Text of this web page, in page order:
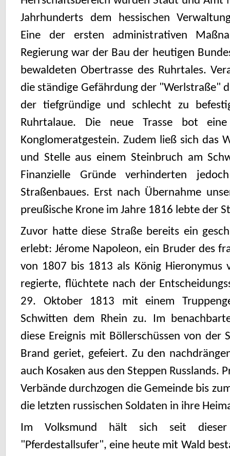
Jahrhunderts dem hessischen
Eine der ersten administrativen
Regierung war der Bau der heutigen
bewaldeten Obertrasse des Ruhrtales.
die ständige Gefährdung der "Werlstraße"
der tiefgründige und schlecht zu
Ruhrtalaue. Die neue Trasse bot
Konglomeratgestein. Zudem ließ sich das
und Stelle aus einem Steinbruch am
Finanzielle Gründe verhinderten
Straßenbaues. Erst nach Übernahme
preußische Krone im Jahre 1816 lebte der
Zuvor hatte diese Straße bereits ein
erlebt: Jérome Napoleon, ein Bruder des
von 1807 bis 1813 als König Hieronymus
regierte, flüchtete nach der
29. Oktober 1813 mit einem
Schwitten dem Rhein zu. Im
diese Ereignis mit Böllerschüssen von der
Brand geriet, gefeiert. Zu den
auch Kosaken aus den Steppen Russlands.
Verbände durch­zogen die Gemeinde bis
die letzten russischen Soldaten in ihre
Im Volksmund hält sich seit
"Pferdestallsufer", eine heute mit Wald